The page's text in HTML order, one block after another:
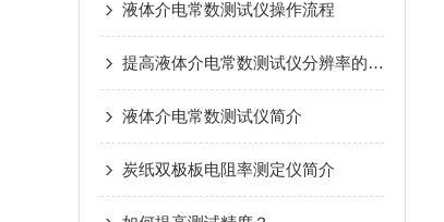
液体介电常数测试仪操作流程
提高液体介电常数测试仪分辨率的方法综合探讨
液体介电常数测试仪简介
炭纸双极板电阻率测定仪简介